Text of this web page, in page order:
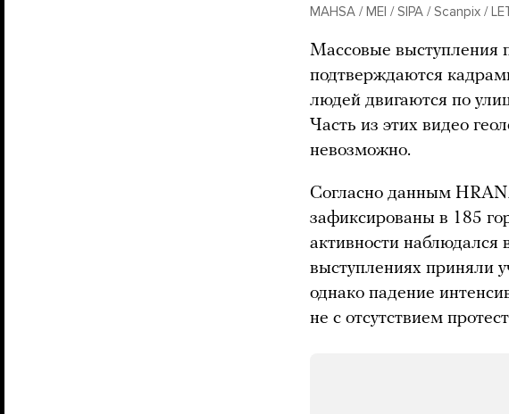
MAHSA / MEI / SIPA / Scanpix /
Массовые выступления
подтверждаются
людей двигаются по
Часть из этих видео
невозможно.
Согласно данным
зафиксированы в 185
активности наблюдался
выступлениях приняли
однако падение
не с отсутствием